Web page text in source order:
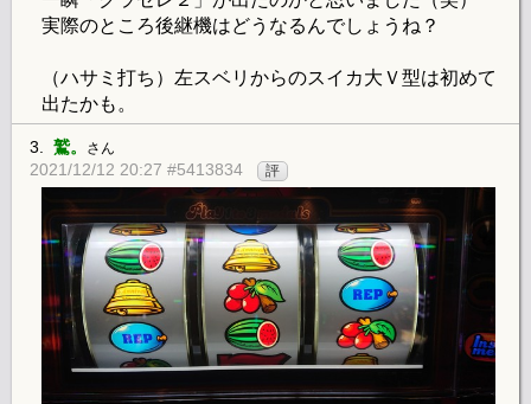
実際のところ後継機はどうなるんでしょうね？
（ハサミ打ち）左スベリからのスイカ大Ｖ型は初めて
出たかも。
3. 鷲。 さん
2021/12/12 20:27 #5413834 評